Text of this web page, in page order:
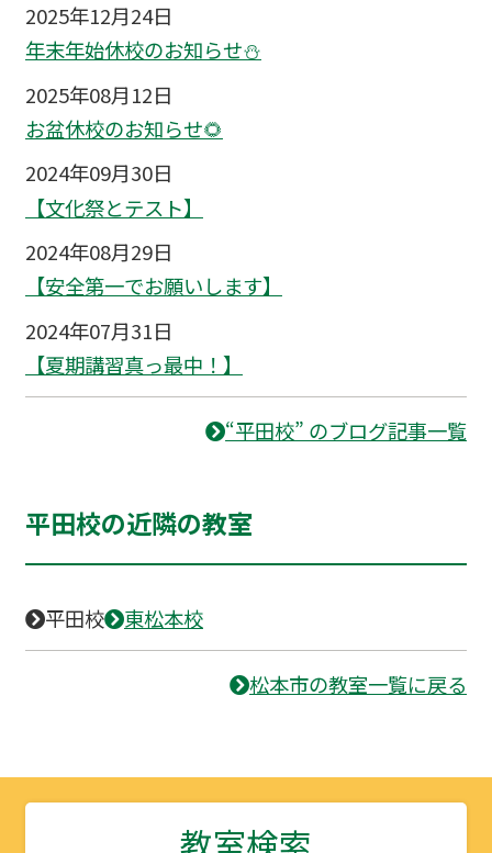
2025年12月24日
年末年始休校のお知らせ⛄
2025年08月12日
お盆休校のお知らせ🌻
2024年09月30日
【文化祭とテスト】
2024年08月29日
【安全第一でお願いします】
2024年07月31日
【夏期講習真っ最中！】
“平田校” のブログ記事一覧
平田校の近隣の教室
平田校 東松本校
松本市の教室一覧に戻る
教室検索